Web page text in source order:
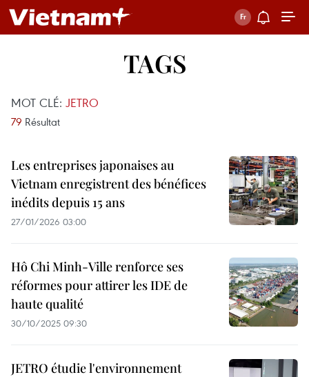
TAGS
MOT CLÉ: JETRO
79 Résultat
Les entreprises japonaises au
Vietnam enregistrent des bénéfices
inédits depuis 15 ans
27/01/2026 03:00
Hô Chi Minh-Ville renforce ses
réformes pour attirer les IDE de
haute qualité
30/10/2025 09:30
JETRO étudie l'environnement